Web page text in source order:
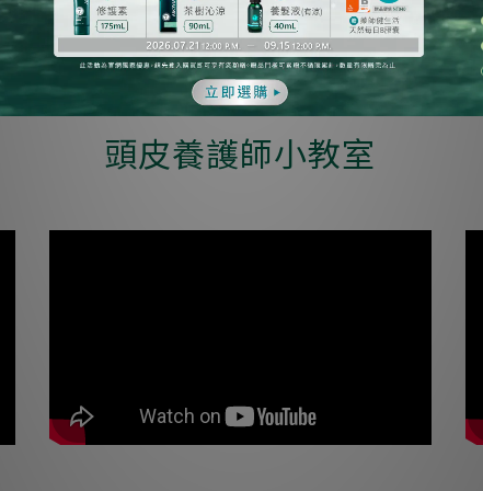
正常作息和飲食，比較不容易出現頭皮屑狀況。
頭皮養護師小教室